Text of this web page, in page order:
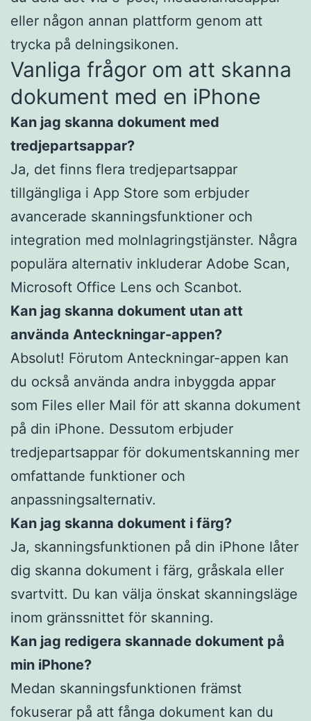
eller någon annan plattform genom att
trycka på delningsikonen.
Vanliga frågor om att skanna
dokument med en iPhone
Kan jag skanna dokument med
tredjepartsappar?
Ja, det finns flera tredjepartsappar
tillgängliga i App Store som erbjuder
avancerade skanningsfunktioner och
integration med molnlagringstjänster. Några
populära alternativ inkluderar Adobe Scan,
Microsoft Office Lens och Scanbot.
Kan jag skanna dokument utan att
använda Anteckningar-appen?
Absolut! Förutom Anteckningar-appen kan
du också använda andra inbyggda appar
som Files eller Mail för att skanna dokument
på din iPhone. Dessutom erbjuder
tredjepartsappar för dokumentskanning mer
omfattande funktioner och
anpassningsalternativ.
Kan jag skanna dokument i färg?
Ja, skanningsfunktionen på din iPhone låter
dig skanna dokument i färg, gråskala eller
svartvitt. Du kan välja önskat skanningsläge
inom gränssnittet för skanning.
Kan jag redigera skannade dokument på
min iPhone?
Medan skanningsfunktionen främst
fokuserar på att fånga dokument kan du